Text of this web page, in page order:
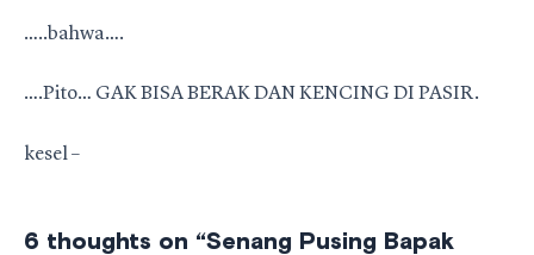
…..bahwa….
….Pito… GAK BISA BERAK DAN KENCING DI PASIR.
kesel –
6 thoughts on “Senang Pusing Bapak